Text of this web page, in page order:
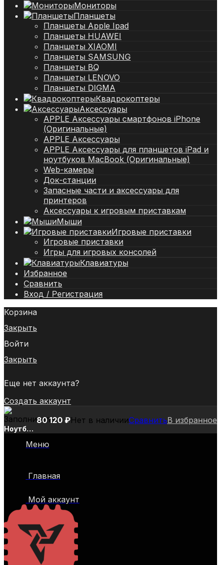
Мониторы
Планшеты
Планшеты Apple Ipad
Планшеты HUAWEI
Планшеты XIAOMI
Планшеты SAMSUNG
Планшеты BQ
Планшеты LENOVO
Планшеты DIGMA
Квадрокоптеры
Аксессуары
APPLE Аксессуары смартфонов iPhone
(Оригинальные)
APPLE Аксессуары
APPLE Аксессуары для планшетов iPad и
ноутбуков MacBook (Оригинальные)
Web-камеры
Док-станции
Запасные части и аксессуары для
принтеров
Аксессуары к игровым приставкам
Мыши
Игровые приставки
Игровые приставки
Игры для игровых консолей
Клавиатуры
Избранное
Сравнить
Вход / Регистрация
Корзина
Закрыть
Войти
Закрыть
Еще нет аккаунта?
Создать аккаунт
Ноутбук
Zenbook
SSD512Gb
AMD
Radeon
14″
WQXGA
(2560×1600)
80 120 ₽Нет в наличииСравнитьВ избранное
Меню
Главная
Мой аккаунт